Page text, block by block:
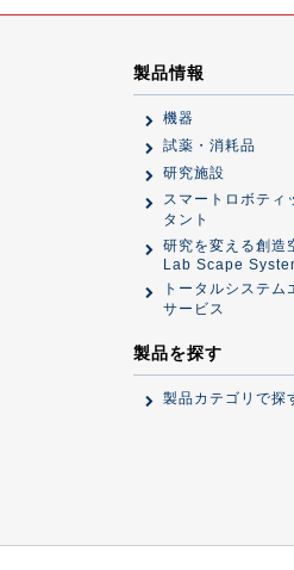
製品情報
機器
試薬・消耗品
研究施設
スマートロボティ
タント
研究を変える創造
Lab Scape
トータルシステム
サービス
製品を探す
製品カテゴリで探